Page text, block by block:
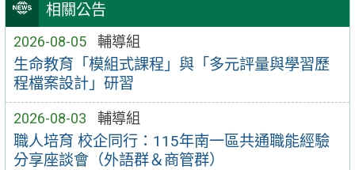
相關公告
2026-08-05 輔導組
生命教育「模組式課程」與「多元評量與學習歷
程檔案設計」研習
2026-08-03 輔導組
職人培育 校企同行：115年南一區共通職能經驗
分享座談會（外語群＆商管群）